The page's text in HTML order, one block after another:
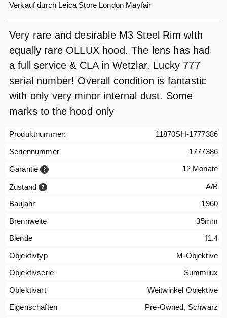
Verkauf durch Leica Store London Mayfair
Very rare and desirable M3 Steel Rim wIth
equally rare OLLUX hood. The lens has had
a full service & CLA in Wetzlar. Lucky 777
serial number! Overall condition is fantastic
with only very minor internal dust. Some
marks to the hood only
Produktnummer:
11870SH-1777386
Seriennummer
1777386
Garantie 12 Monate
Zustand A/B
Baujahr
1960
Brennweite
35mm
Blende
f1.4
Objektivtyp
M-Objektive
Objektivserie
Summilux
Objektivart
Weitwinkel Objektive
Eigenschaften
Pre-Owned, Schwarz